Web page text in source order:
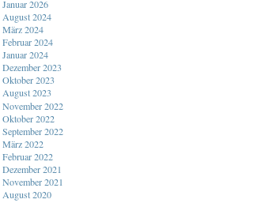
Januar 2026
August 2024
März 2024
Februar 2024
Januar 2024
Dezember 2023
Oktober 2023
August 2023
November 2022
Oktober 2022
September 2022
März 2022
Februar 2022
Dezember 2021
November 2021
August 2020